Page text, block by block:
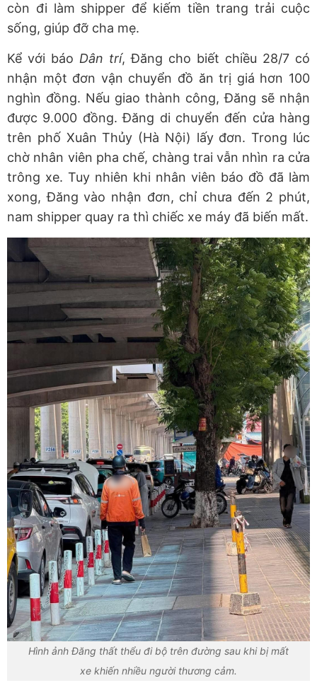
còn đi làm shipper để kiếm tiền trang trải cuộc
sống, giúp đỡ cha mẹ.
Kể với báo Dân trí, Đăng cho biết chiều 28/7 có
nhận một đơn vận chuyển đồ ăn trị giá hơn 100
nghìn đồng. Nếu giao thành công, Đăng sẽ nhận
được 9.000 đồng. Đăng di chuyển đến cửa hàng
trên phố Xuân Thủy (Hà Nội) lấy đơn. Trong lúc
chờ nhân viên pha chế, chàng trai vẫn nhìn ra cửa
trông xe. Tuy nhiên khi nhân viên báo đồ đã làm
xong, Đăng vào nhận đơn, chỉ chưa đến 2 phút,
nam shipper quay ra thì chiếc xe máy đã biến mất.
Hình ảnh Đăng thất thểu đi bộ trên đường sau khi bị mất
xe khiến nhiều người thương cảm.